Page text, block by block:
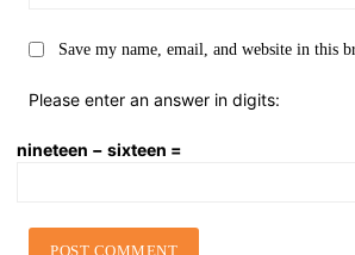
Save my name, email, and website in this
Please enter an answer in digits:
nineteen − sixteen =